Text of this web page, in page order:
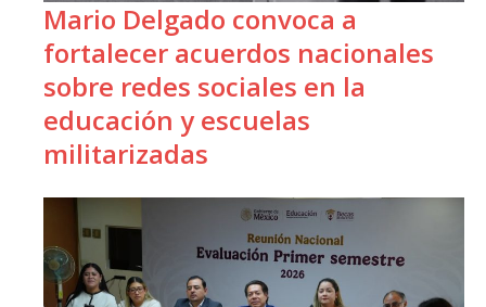
Mario Delgado convoca a
fortalecer acuerdos nacionales
sobre redes sociales en la
educación y escuelas
militarizadas